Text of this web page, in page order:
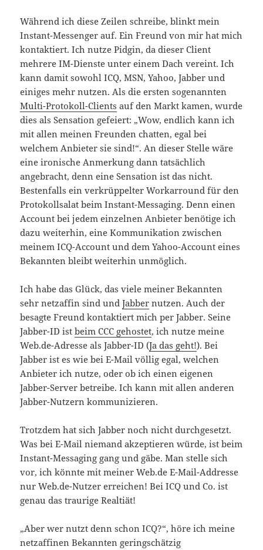
Während ich diese Zeilen schreibe, blinkt mein
Instant-Messenger auf. Ein Freund von mir hat mich
kontaktiert. Ich nutze Pidgin, da dieser Client
mehrere IM-Dienste unter einem Dach vereint. Ich
kann damit sowohl ICQ, MSN, Yahoo, Jabber und
einiges mehr nutzen. Als die ersten sogenannten
Multi-Protokoll-Clients auf den Markt kamen, wurde
dies als Sensation gefeiert: „Wow, endlich kann ich
mit allen meinen Freunden chatten, egal bei
welchem Anbieter sie sind!“. An dieser Stelle wäre
eine ironische Anmerkung dann tatsächlich
angebracht, denn eine Sensation ist das nicht.
Bestenfalls ein verkrüppelter Workarround für den
Protokollsalat beim Instant-Messaging. Denn einen
Account bei jedem einzelnen Anbieter benötige ich
dazu weiterhin, eine Kommunikation zwischen
meinem ICQ-Account und dem Yahoo-Account eines
Bekannten bleibt weiterhin unmöglich.
Ich habe das Glück, das viele meiner Bekannten
sehr netzaffin sind undJabber nutzen. Auch der
besagte Freund kontaktiert mich per Jabber. Seine
Jabber-ID istbeim CCC gehostet, ich nutze meine
Web.de-Adresse als Jabber-ID (Ja das geht!). Bei
Jabber ist es wie bei E-Mail völlig egal, welchen
Anbieter ich nutze, oder ob ich einen eigenen
Jabber-Server betreibe. Ich kann mit allen anderen
Jabber-Nutzern kommunizieren.
Trotzdem hat sich Jabber noch nicht durchgesetzt.
Was bei E-Mail niemand akzeptieren würde, ist beim
Instant-Messaging gang und gäbe. Man stelle sich
vor, ich könnte mit meiner Web.de E-Mail-Addresse
nur Web.de-Nutzer erreichen! Bei ICQ und Co. ist
genau das traurige Realtiät!
„Aber wer nutzt denn schon ICQ?“, höre ich meine
netzaffinen Bekannten geringschätzig